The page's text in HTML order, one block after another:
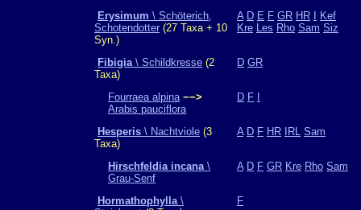
Erysimum \ Schöterich,
Schotendotter (27 Taxa + 10
Syn.)
A D E F GR HR
Kef
Kre Les Rho Sam Siz
Fibigia\ Schildkresse (2
Taxa)
D GR
Fourraea alpina −−>
Arabis pauciflora
D F
Hesperis \ Nachtviole (3
Taxa)
A D F HR IRL Sam
Hirschfeldia incana\
Grau-Senf
A D F GR Kre Rho Sam
Hormathophylla\
F